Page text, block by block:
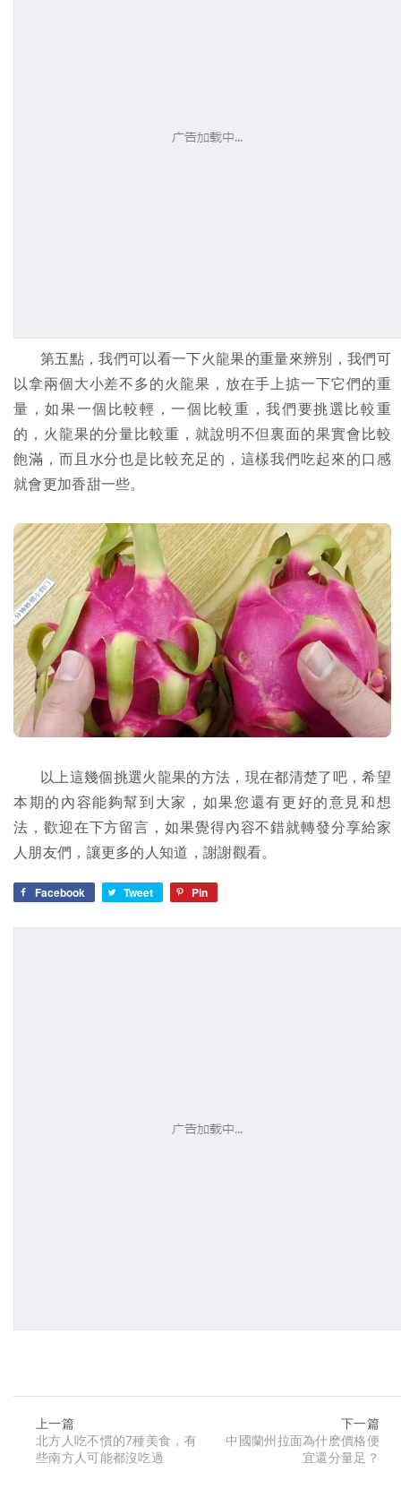
第五點，我們可以看一下火龍果的重量來辨別，我們可
以拿兩個大小差不多的火龍果，放在手上掂一下它們的重
量，如果一個比較輕，一個比較重，我們要挑選比較重
的，火龍果的分量比較重，就說明不但裏面的果實會比較
飽滿，而且水分也是比較充足的，這樣我們吃起來的口感
就會更加香甜一些。
以上這幾個挑選火龍果的方法，現在都清楚了吧，希望
本期的內容能夠幫到大家，如果您還有更好的意見和想
法，歡迎在下方留言，如果覺得內容不錯就轉發分享給家
人朋友們，讓更多的人知道，謝謝觀看。
Facebook Tweet Pin
上一篇
北方人吃不慣的7種美食，有
些南方人可能都沒吃過
下一篇
中國蘭州拉面為什麽價格便
宜還分量足？